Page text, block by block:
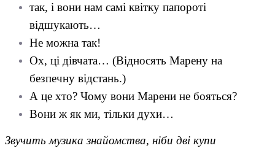
так, і вони нам самі квітку папороті
відшукають…
Не можна так!
Ох, ці дівчата… (Відносять Марену на
безпечну відстань.)
А це хто? Чому вони Марени не бояться?
Вони ж як ми, тільки духи…
Звучить музика знайомства, ніби дві купи